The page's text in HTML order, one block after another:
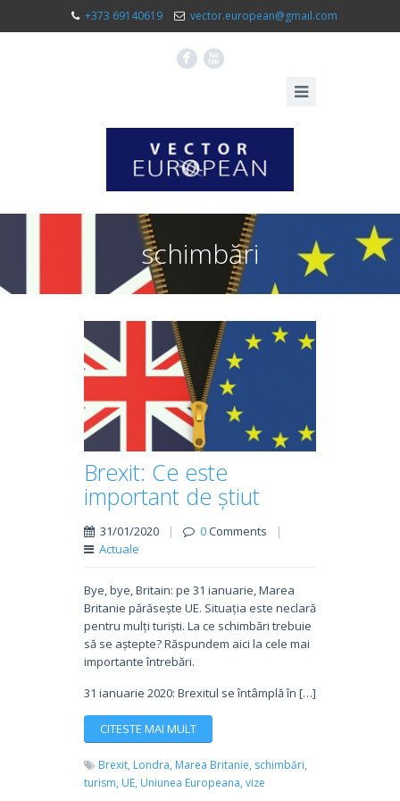
+373 69140619 vector.european@gmail.com
F X
schimbări
Brexit: Ce este
important de știut
31/01/2020 | 0Comments
|
Actuale
Bye, bye, Britain: pe 31 ianuarie, Marea
Britanie părăsește UE. Situația este neclară
pentru mulți turiști. La ce schimbări trebuie
să se aștepte? Răspundem aici la cele mai
importante întrebări.
31 ianuarie 2020: Brexitul se întâmplă în […]
CITESTE MAI MULT
Brexit, Londra, Marea Britanie, schimbări,
turism, UE, Uniunea Europeana, vize